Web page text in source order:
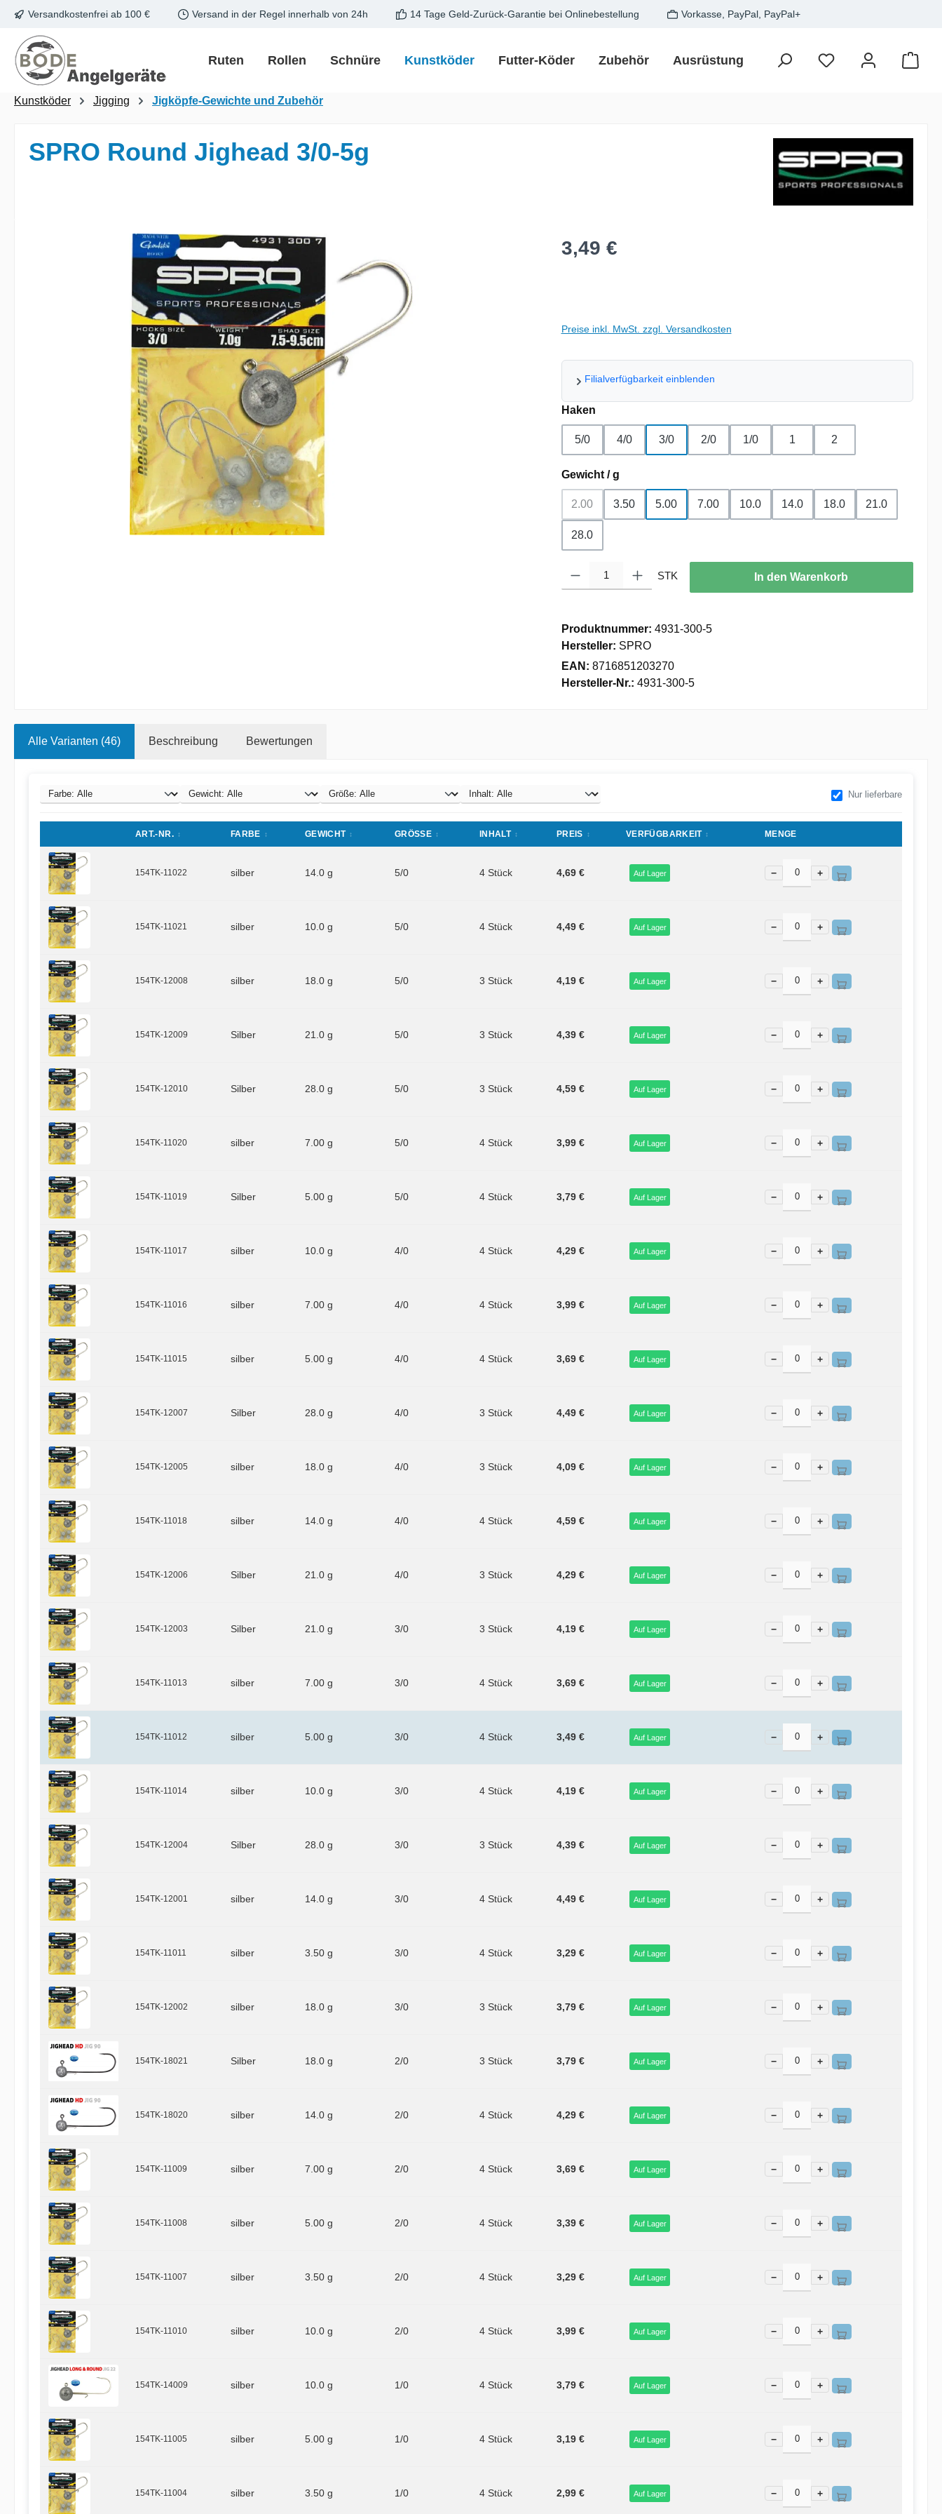
Hauptinhalt springen
Zur Suche springen
Zur Hauptnavigation springen
Versandkostenfrei ab 100 € Versand in der Regel innerhalb von 24h 14 Tage Geld-Zurück-Garantie bei Onlinebestellung Vorkasse, PayPal, PayPal+
Ruten Rollen Schnüre Kunstköder Futter-Köder Zubehör Ausrüstung Zielfisch SALE
Kunstköder Jigging Jigköpfe-Gewichte und Zubehör
SPRO Round Jighead 3/0-5g
Bildergalerie überspringen Regulärer Preis:
3,49 €
Preise inkl. MwSt. zzgl. Versandkosten
Filialverfügbarkeit einblenden
Hakenauswählen
5/0 4/0 3/0 2/0 1/0 1 2
Gewicht / gauswählen
2.00 3.50 5.00 7.00 10.0 14.0 18.0 21.0
28.0
Produkt Anzahl: Gib den gewünschten Wert ein oder benutze die Schaltflächen um
STK In den Warenkorb
Produktnummer: 4931-300-5
Hersteller: SPRO
EAN: 8716851203270
Hersteller-Nr.: 4931-300-5
Alle Varianten (46) Beschreibung Bewertungen
Nur lieferbare
ART.-NR. FARBE GEWICHT GRÖSSE INHALT PREIS VERFÜGBARKEIT MENGE
154TK-11022 silber 14.0 g 5/0 4 Stück 4,69 € Auf Lager − +
154TK-11021 silber 10.0 g 5/0 4 Stück 4,49 € Auf Lager − +
154TK-12008 silber 18.0 g 5/0 3 Stück 4,19 € Auf Lager − +
154TK-12009 Silber 21.0 g 5/0 3 Stück 4,39 € Auf Lager − +
154TK-12010 Silber 28.0 g 5/0 3 Stück 4,59 € Auf Lager − +
154TK-11020 silber 7.00 g 5/0 4 Stück 3,99 € Auf Lager − +
154TK-11019 Silber 5.00 g 5/0 4 Stück 3,79 € Auf Lager − +
154TK-11017 silber 10.0 g 4/0 4 Stück 4,29 € Auf Lager − +
154TK-11016 silber 7.00 g 4/0 4 Stück 3,99 € Auf Lager − +
154TK-11015 silber 5.00 g 4/0 4 Stück 3,69 € Auf Lager − +
154TK-12007 Silber 28.0 g 4/0 3 Stück 4,49 € Auf Lager − +
154TK-12005 silber 18.0 g 4/0 3 Stück 4,09 € Auf Lager − +
154TK-11018 silber 14.0 g 4/0 4 Stück 4,59 € Auf Lager − +
154TK-12006 Silber 21.0 g 4/0 3 Stück 4,29 € Auf Lager − +
154TK-12003 Silber 21.0 g 3/0 3 Stück 4,19 € Auf Lager − +
154TK-11013 silber 7.00 g 3/0 4 Stück 3,69 € Auf Lager − +
154TK-11012 silber 5.00 g 3/0 4 Stück 3,49 € Auf Lager − +
154TK-11014 silber 10.0 g 3/0 4 Stück 4,19 € Auf Lager − +
154TK-12004 Silber 28.0 g 3/0 3 Stück 4,39 € Auf Lager − +
154TK-12001 silber 14.0 g 3/0 4 Stück 4,49 € Auf Lager − +
154TK-11011 silber 3.50 g 3/0 4 Stück 3,29 € Auf Lager − +
154TK-12002 silber 18.0 g 3/0 3 Stück 3,79 € Auf Lager − +
154TK-18021 Silber 18.0 g 2/0 3 Stück 3,79 € Auf Lager − +
154TK-18020 silber 14.0 g 2/0 4 Stück 4,29 € Auf Lager − +
154TK-11009 silber 7.00 g 2/0 4 Stück 3,69 € Auf Lager − +
154TK-11008 silber 5.00 g 2/0 4 Stück 3,39 € Auf Lager − +
154TK-11007 silber 3.50 g 2/0 4 Stück 3,29 € Auf Lager − +
154TK-11010 silber 10.0 g 2/0 4 Stück 3,99 € Auf Lager − +
154TK-14009 silber 10.0 g 1/0 4 Stück 3,79 € Auf Lager − +
154TK-11005 silber 5.00 g 1/0 4 Stück 3,19 € Auf Lager − +
154TK-11004 silber 3.50 g 1/0 4 Stück 2,99 € Auf Lager − +